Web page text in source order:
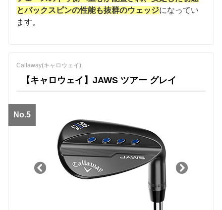
とバックスピンの性能も抜群のウェッジになってい
ます。
Callaway(キャロウェイ)
【キャロウェイ】JAWS ツアー グレイ
No.5